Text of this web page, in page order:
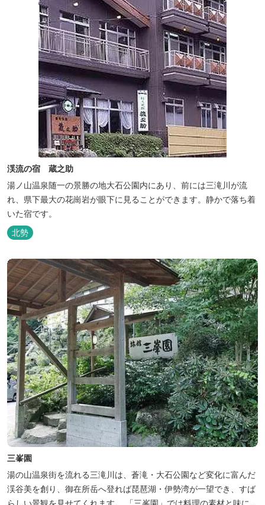
渓流の宿 蔵之助
湯ノ山温泉随一の景勝の地大石公園内にあり、前には三滝川が流
れ、県下最大の花崗岩が眼下に見ることができます。静かで落ち着
いた宿です。
北勢
三峯園
湯の山温泉街を流れる三滝川は、蒼滝・大石公園など変化に富んだ
渓谷美を創り、御在所岳へ登れば琵琶湖・伊勢湾が一望でき、すば